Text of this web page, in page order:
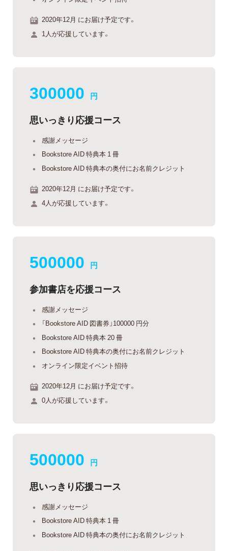
2020年12月 にお届け予定です。
1人が応援しています。
300000 円
思いっきり応援コース
感謝メッセージ
Bookstore AID 特典本 1 冊
Bookstore AID 特典本の奥付にお名前クレジット
2020年12月 にお届け予定です。
4人が応援しています。
500000 円
参加書店を応援コース
感謝メッセージ
「Bookstore AID 図書券」100000 円分
Bookstore AID 特典本 20 冊
Bookstore AID 特典本の奥付にお名前クレジット
オンライン限定イベント招待
2020年12月 にお届け予定です。
0人が応援しています。
500000 円
思いっきり応援コース
感謝メッセージ
Bookstore AID 特典本 1 冊
Bookstore AID 特典本の奥付にお名前クレジット